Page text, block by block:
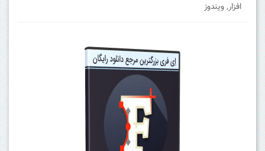
افزار,ویندوز